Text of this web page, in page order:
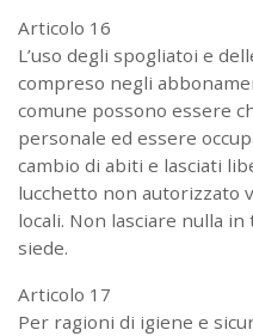
Articolo 16
L’uso degli spogliatoi e
compreso negli
comune possono essere
personale ed essere
cambio di abiti e lasciati
lucchetto non autorizzato
locali. Non lasciare nulla
siede.
Articolo 17
Per ragioni di igiene e